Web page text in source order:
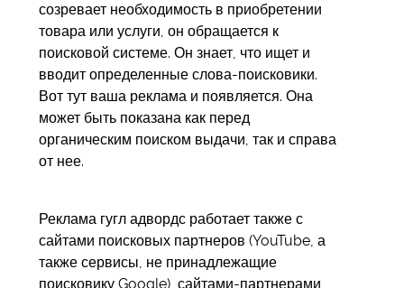
созревает необходимость в приобретении
товара или услуги, он обращается к
поисковой системе. Он знает, что ищет и
вводит определенные слова-поисковики.
Вот тут ваша реклама и появляется. Она
может быть показана как перед
органическим поиском выдачи, так и справа
от нее.
Реклама гугл адвордс работает также с
сайтами поисковых партнеров (YouTube, а
также сервисы, не принадлежащие
поисковику Google), сайтами-партнерами